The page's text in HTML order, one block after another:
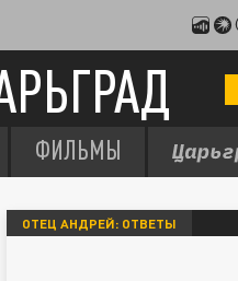
ФИЛЬМЫ
ОТЕЦ АНДРЕЙ: ОТВЕТЫ